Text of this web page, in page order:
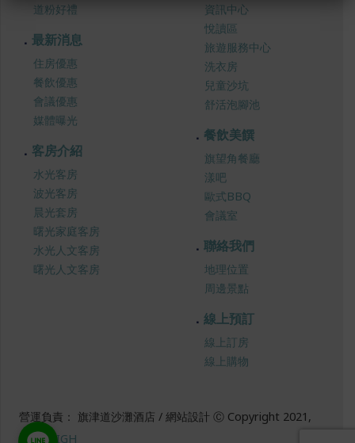
道粉好禮
最新消息
住房優惠
餐飲優惠
會議優惠
媒體曝光
客房介紹
水光客房
波光客房
晨光套房
曙光家庭客房
水光人文客房
曙光人文客房
資訊中心
悅讀區
旅遊服務中心
洗衣房
兒童沙坑
舒活泡腳池
餐飲美饌
旗望角餐廳
漾吧
歐式BBQ
會議室
聯絡我們
地理位置
周邊景點
線上預訂
線上訂房
線上購物
營運負責： 旗津道沙灘酒店 / 網站設計 Ⓒ Copyright 2021,
SUREHIGH